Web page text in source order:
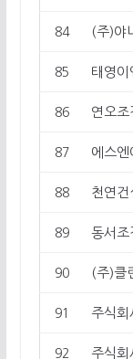
84 (주)야
85 태영이
86 연오조
87 에스엔
88 천연건
89 동서조
90 (주)클
91 주식회
92 주식회